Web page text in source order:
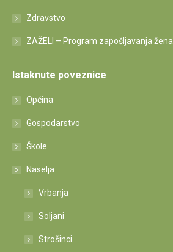
Zdravstvo
ZAŽELI – Program zapošljavanja žena
Istaknute poveznice
Općina
Gospodarstvo
Škole
Naselja
Vrbanja
Soljani
Strošinci